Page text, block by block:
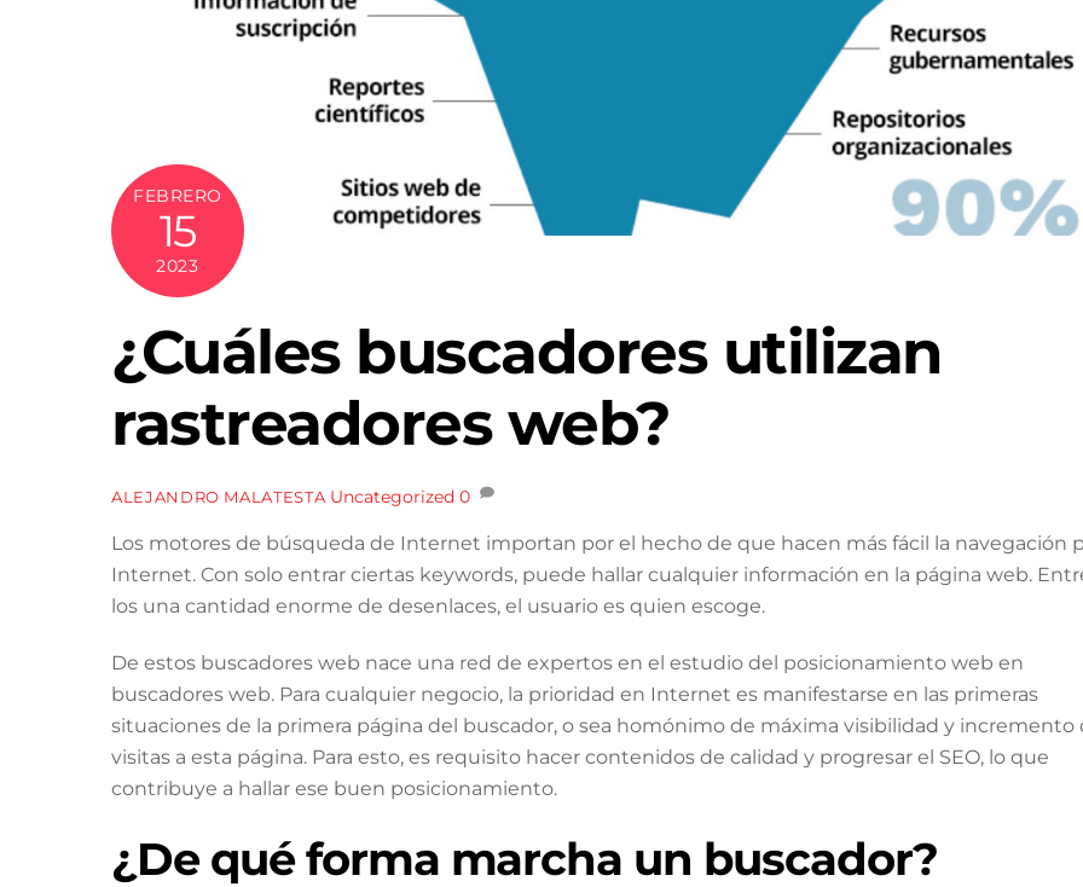
FEBRERO
15
2023
¿Cuáles buscadores utilizan
rastreadores web?
ALEJANDRO MALATESTA Uncategorized 0
Los motores de búsqueda de Internet importan por el hecho de que hacen más fácil la navegación
Internet. Con solo entrar ciertas keywords, puede hallar cualquier información en la página web.
los una cantidad enorme de desenlaces, el usuario es quien escoge.
De estos buscadores web nace una red de expertos en el estudio del posicionamiento web en
buscadores web. Para cualquier negocio, la prioridad en Internet es manifestarse en las primeras
situaciones de la primera página del buscador, o sea homónimo de máxima visibilidad y incremento
visitas a esta página. Para esto, es requisito hacer contenidos de calidad y progresar el SEO, lo que
contribuye a hallar ese buen posicionamiento.
¿De qué forma marcha un buscador?